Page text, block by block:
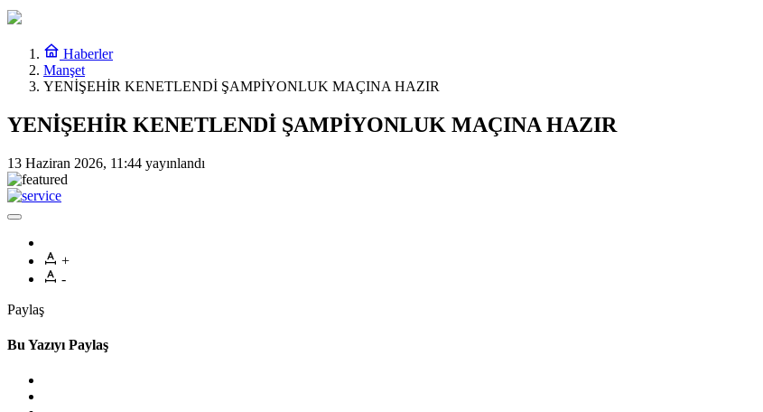
Haberler
Manşet
YENİŞEHİR KENETLENDİ ŞAMPİYONLUK MAÇINA HAZIR
YENİŞEHİR KENETLENDİ ŞAMPİYONLUK MAÇINA HAZIR
13 Haziran 2026, 11:44 yayınlandı
+
-
Paylaş
Bu Yazıyı Paylaş